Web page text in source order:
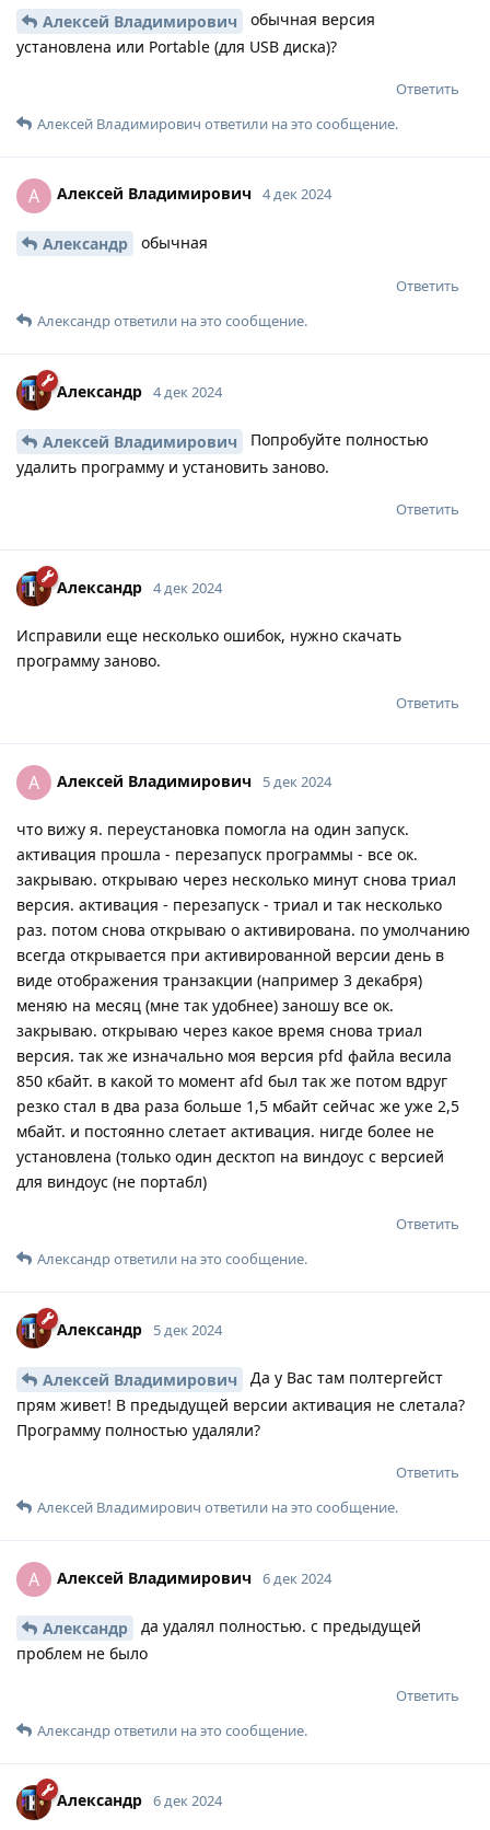
Алексей Владимирович
обычная версия
установлена или Portable (для USB диска)?
Ответить
Алексей Владимирович ответили на это сообщение.
А Алексей Владимирович 4 дек 2024
Александр обычная
Ответить
Александрответили на это сообщение.
Александр 4 дек 2024
Алексей Владимирович
Попробуйте полностью
удалить программу и установить заново.
Ответить
Александр 4 дек 2024
Исправили еще несколько ошибок, нужно скачать
программу заново.
Ответить
А Алексей Владимирович 5 дек 2024
что вижу я. переустановка помогла на один запуск.
активация прошла - перезапуск программы - все ок.
закрываю. открываю через несколько минут снова триал
версия. активация - перезапуск - триал и так несколько
раз. потом снова открываю о активирована. по умолчанию
всегда открывается при активированной версии день в
виде отображения транзакции (например 3 декабря)
меняю на месяц (мне так удобнее) заношу все ок.
закрываю. открываю через какое время снова триал
версия. так же изначально моя версия pfd файла весила
850 кбайт. в какой то момент afd был так же потом вдруг
резко стал в два раза больше 1,5 мбайт сейчас же уже 2,5
мбайт. и постоянно слетает активация. нигде более не
установлена (только один десктоп на виндоус с версией
для виндоус (не портабл)
Ответить
Александрответили на это сообщение.
Александр 5 дек 2024
Алексей Владимирович
Да у Вас там полтергейст
прям живет! В предыдущей версии активация не слетала?
Программу полностью удаляли?
Ответить
Алексей Владимирович ответили на это сообщение.
А Алексей Владимирович 6 дек 2024
Александр
да удалял полностью. с предыдущей
проблем не было
Ответить
Александрответили на это сообщение.
Александр 6 дек 2024